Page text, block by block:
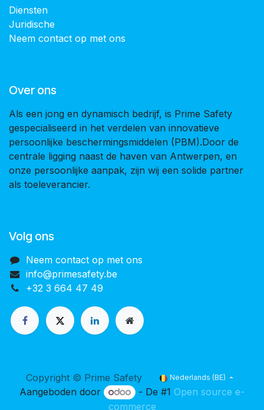
Diensten
Juridische
Neem contact op met ons
Over ons
Als een jong en dynamisch bedrijf, is Prime Safety
gespecialiseerd in het verdelen van innovatieve
persoonlijke beschermingsmiddelen (PBM).Door de
centrale ligging naast de haven van Antwerpen, en
onze persoonlijke aanpak, zijn wij een solide partner
als toeleverancier.
Volg ons
Neem contact op met ons
info@primesafety.be
+32 3 664 47 49
Copyright © Prime Safety Nederlands (BE)
Aangeboden door - De #1Open source e-
commerce